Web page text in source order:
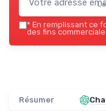
* En remplissant ce
des fins
Résumer